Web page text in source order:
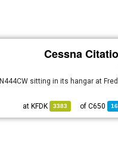
Cessna
N444CW sitting in its hangar at
C650
3383
KFDK